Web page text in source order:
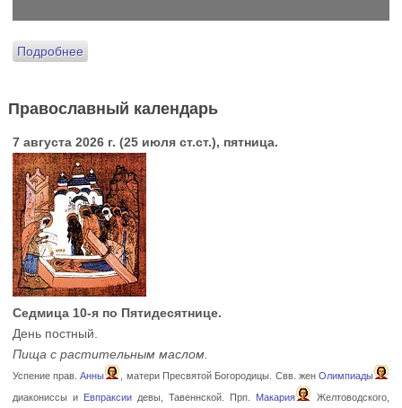
Подробнее
Православный календарь
7 августа 2026 г. (25 июля ст.ст.), пятница.
Седмица 10-я по Пятидесятнице.
День постный.
Пища с растительным маслом.
Успение прав.Анны , матери Пресвятой Богородицы. Свв. женОлимпиады
диакониссы и Евпраксиидевы, Тавеннской. Прп. Макария
Желтоводского,